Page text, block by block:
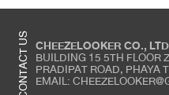
CONTACT US CHEEZELOOKER CO.,
BUILDING 15 5TH FLOOR
PRADIPAT ROAD, PHAYA
EMAIL: